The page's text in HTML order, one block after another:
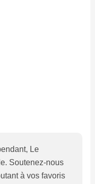
Le
Soutenez-nous
à vos favoris